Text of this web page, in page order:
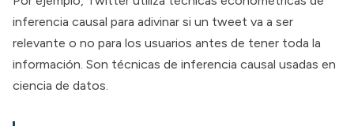
inferencia causal para adivinar si un tweet va a ser
relevante o no para los usuarios antes de tener toda la
información. Son técnicas de inferencia causal usadas en
ciencia de datos.